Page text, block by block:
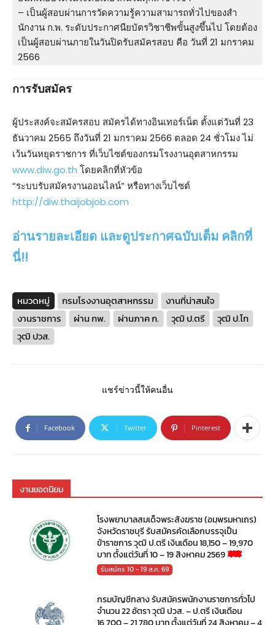
– เป็นผู้สอบผ่านการวัดความรู้ความสามารถทั่วไปของสํา
นักงาน ก.พ. ระดับประกาศนียบัตรวิชาชีพขั้นสูงขึ้นไป โดยต้อง
เป็นผู้สอบผ่านภายในวันปิดรับสมัครสอบ คือ วันที่ 21 มกราคม
2566
การรับสมัคร
ผู้ประสงค์จะสมัครสอบ สมัครได้ทางอินเทอร์เน็ต ตั้งแต่วันที่ 23
ธันวาคม 2565 ถึงวันที่ 21 มกราคม 2566 ตลอด 24 ชั่วโมง ไม่
เว้นวันหยุดราชการ ที่เว็บไซต์ของกรมโรงงานอุตสาหกรรม
www.diw.go.th โดยคลิกที่หัวข้อ
“ระบบรับสมัครงานออนไลน์” หรือทางเว็บไซต์
http://diw.thaijobjob.com
อ่านรายละเอียด และดูประกาศฉบับเต็ม คลิกที่
นี่!!
หมวดหมู่ กรมโรงงานอุตสาหกรรม
งานที่น่าสนใจ
งานราชการ
ผ่าน กพ. ผ่านภาค ก. วุฒิ ป.ตรี
วุฒิ ป.โท
วุฒิ ปวส.
แชร์ข่าวนี้ให้คนอื่น
Facebook Twitter Pinterest
งานยอดนิยม
โรงพยาบาลสมเด็จพระสังฆราช (อมฺพรมหาเถร)
จังหวัดราชบุรี รับสมัครคัดเลือกบรรจุเป็น
ข้าราชการ วุฒิ ป.ตรี เงินเดือน 18,150 – 19,970
บาท ตั้งแต่วันที่ 10 – 19 สิงหาคม 2569
รับสมัคร 10 - 19 ส.ค. 69
กรมบัญชีกลาง รับสมัครพนักงานราชการทั่วไป
จำนวน 22 อัตรา วุฒิ ปวส. – ป.ตรี เงินเดือน